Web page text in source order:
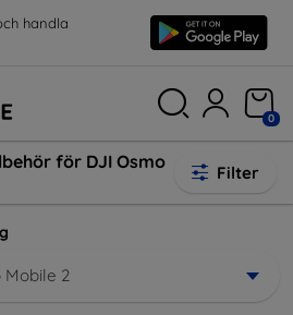
handla
0
för DJI Osmo
Filter
Mobile 2